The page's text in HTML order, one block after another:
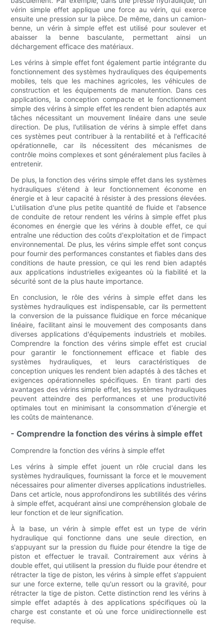
vérin simple effet applique une force au vérin, qui exerce
ensuite une pression sur la pièce. De même, dans un camion-
benne, un vérin à simple effet est utilisé pour soulever et
abaisser la benne basculante, permettant ainsi un
déchargement efficace des matériaux.
Les vérins à simple effet font également partie intégrante du
fonctionnement des systèmes hydrauliques des équipements
mobiles, tels que les machines agricoles, les véhicules de
construction et les équipements de manutention. Dans ces
applications, la conception compacte et le fonctionnement
simple des vérins à simple effet les rendent bien adaptés aux
tâches nécessitant un mouvement linéaire dans une seule
direction. De plus, l'utilisation de vérins à simple effet dans
ces systèmes peut contribuer à la rentabilité et à l'efficacité
opérationnelle, car ils nécessitent des mécanismes de
contrôle moins complexes et sont généralement plus faciles à
entretenir.
De plus, la fonction des vérins simple effet dans les systèmes
hydrauliques s'étend à leur fonctionnement économe en
énergie et à leur capacité à résister à des pressions élevées.
L'utilisation d'une plus petite quantité de fluide et l'absence
de conduite de retour rendent les vérins à simple effet plus
économes en énergie que les vérins à double effet, ce qui
entraîne une réduction des coûts d'exploitation et de l'impact
environnemental. De plus, les vérins simple effet sont conçus
pour fournir des performances constantes et fiables dans des
conditions de haute pression, ce qui les rend bien adaptés
aux applications industrielles exigeantes où la fiabilité et la
sécurité sont de la plus haute importance.
En conclusion, le rôle des vérins à simple effet dans les
systèmes hydrauliques est indispensable, car ils permettent
la conversion de la puissance fluidique en force mécanique
linéaire, facilitant ainsi le mouvement des composants dans
diverses applications d'équipements industriels et mobiles.
Comprendre la fonction des vérins simple effet est crucial
pour garantir le fonctionnement efficace et fiable des
systèmes hydrauliques, et leurs caractéristiques de
conception uniques les rendent bien adaptés à des tâches et
exigences opérationnelles spécifiques. En tirant parti des
avantages des vérins simple effet, les systèmes hydrauliques
peuvent atteindre des performances et une productivité
optimales tout en minimisant la consommation d'énergie et
les coûts de maintenance.
- Comprendre la fonction des vérins à simple effet
Comprendre la fonction des vérins à simple effet
Les vérins à simple effet jouent un rôle crucial dans les
systèmes hydrauliques, fournissant la force et le mouvement
nécessaires pour alimenter diverses applications industrielles.
Dans cet article, nous approfondirons les subtilités des vérins
à simple effet, acquérant ainsi une compréhension globale de
leur fonction et de leur signification.
À la base, un vérin à simple effet est un type de vérin
hydraulique qui fonctionne dans une seule direction, en
s'appuyant sur la pression du fluide pour étendre la tige de
piston et effectuer le travail. Contrairement aux vérins à
double effet, qui utilisent la pression du fluide pour étendre et
rétracter la tige de piston, les vérins à simple effet s'appuient
sur une force externe, telle qu'un ressort ou la gravité, pour
rétracter la tige de piston. Cette distinction rend les vérins à
simple effet adaptés à des applications spécifiques où la
charge est constante et où une force unidirectionnelle est
requise.